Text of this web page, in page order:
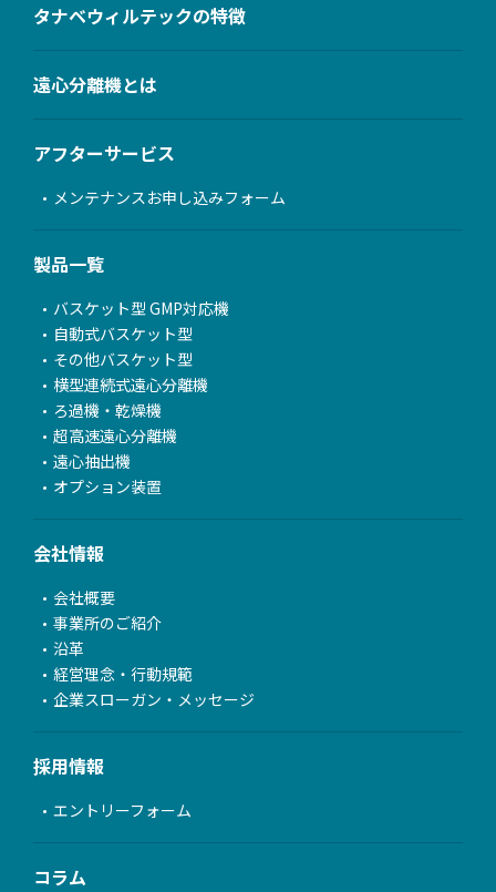
タナベウィルテックの特徴
遠心分離機とは
アフターサービス
メンテナンスお申し込みフォーム
製品一覧
バスケット型 GMP対応機
自動式バスケット型
その他バスケット型
横型連続式遠心分離機
ろ過機・乾燥機
超高速遠心分離機
遠心抽出機
オプション装置
会社情報
会社概要
事業所のご紹介
沿革
経営理念・行動規範
企業スローガン・メッセージ
採用情報
エントリーフォーム
コラム